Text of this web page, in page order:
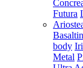
Futura
body
Metal